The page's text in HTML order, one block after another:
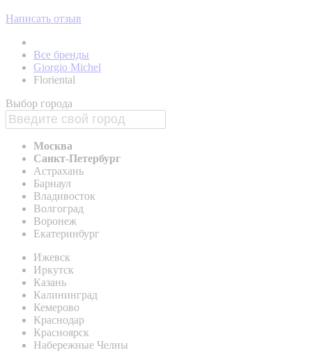
Написать отзыв
Все бренды
Giorgio Michel
Floriental
Выбор города
Москва
Санкт-Петербург
Астрахань
Барнаул
Владивосток
Волгоград
Воронеж
Екатеринбург
Ижевск
Иркутск
Казань
Калининград
Кемерово
Краснодар
Красноярск
Набережные Челны